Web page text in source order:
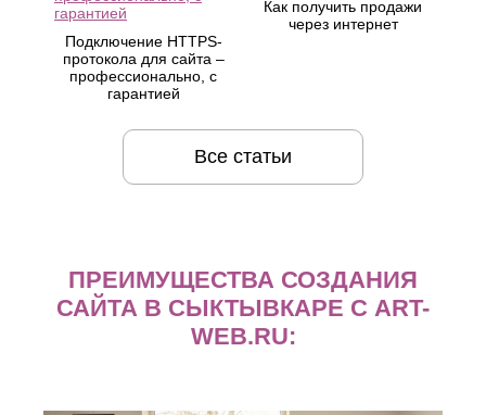
Подключение HTTPS-
протокола для сайта –
профессионально, с
гарантией
Как получить продажи
через интернет
Все статьи
ПРЕИМУЩЕСТВА СОЗДАНИЯ
САЙТА В СЫКТЫВКАРЕ С ART-
WEB.RU: